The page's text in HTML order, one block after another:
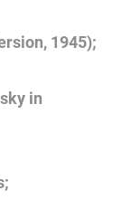
1945);
in